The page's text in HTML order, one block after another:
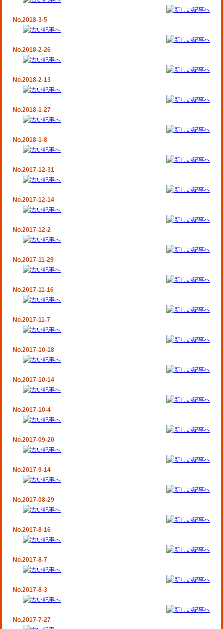
No.2018-3-5
No.2018-2-26
No.2018-2-13
No.2018-1-27
No.2018-1-8
No.2017-12-31
No.2017-12-14
No.2017-12-2
No.2017-11-29
No.2017-11-16
No.2017-11-7
No.2017-10-18
No.2017-10-14
No.2017-10-4
No.2017-09-20
No.2017-9-14
No.2017-08-29
No.2017-8-16
No.2017-8-7
No.2017-8-3
No.2017-7-27